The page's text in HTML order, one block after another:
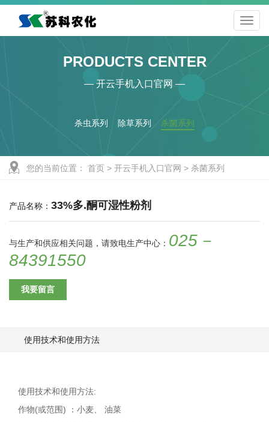
PRODUCTS CENTER
— 开云手机入口官网 —
杀虫系列 除草系列 杀菌系列
您的当前位置： 首页 > 开云手机入口官网 > 杀菌系列
产品名称： 33%多.酮可湿性粉剂
与生产和供应相关问题，请致电生产中心： 025－
84391550
我要留言
使用技术和使用方法
使用技术和使用方法:
作物(或范围) ：小麦、 油菜